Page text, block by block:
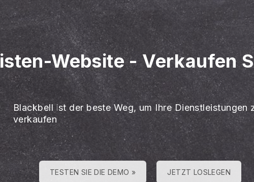
Website-Verkaufen
Blackbell ist der beste Weg, um Ihre Dienstleistungen
verkaufen
TESTEN SIE DIE DEMO » JETZT LOSLEGEN